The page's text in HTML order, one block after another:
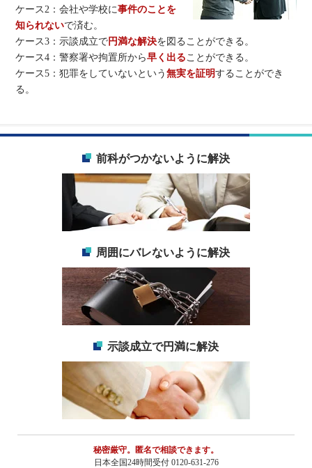
前科がつかないように解決
周囲にバレないように解決
示談成立で円満に解決
秘密厳守。匿名で相談できます。
日本全国24時間受付 0120-631-276
ケース2：会社や学校に事件のことを
知られないで済む。
ケース3：示談成立で円満な解決を図ることができる。
ケース4：警察署や拘置所から早く出ることができる。
ケース5：犯罪をしていないという無実を証明することができ
る。